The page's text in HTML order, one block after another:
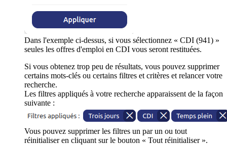
Dans l'exemple ci-dessus, si vous sélectionnez « CDI (941) »
seules les offres d'emploi en CDI vous seront restituées.
Si vous obtenez trop peu de résultats, vous pouvez supprimer
certains mots-clés ou certains filtres et critères et relancer votre
recherche.
Les filtres appliqués à votre recherche apparaissent de la façon
suivante :
Vous pouvez supprimer les filtres un par un ou tout
réinitialiser en cliquant sur le bouton « Tout réinitialiser ».